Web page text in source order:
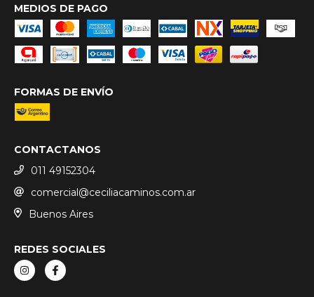
MEDIOS DE PAGO
FORMAS DE ENVÍO
CONTACTANOS
011 49152304
comercial@ceciliacaminos.com.ar
Buenos Aires
REDES SOCIALES